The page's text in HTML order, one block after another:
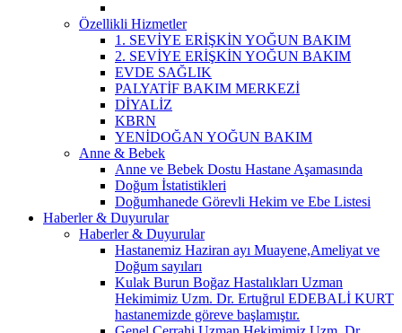
Özellikli Hizmetler
1. SEVİYE ERİŞKİN YOĞUN BAKIM
2. SEVİYE ERİŞKİN YOĞUN BAKIM
EVDE SAĞLIK
PALYATİF BAKIM MERKEZİ
DİYALİZ
KBRN
YENİDOĞAN YOĞUN BAKIM
Anne & Bebek
Anne ve Bebek Dostu Hastane Aşamasında
Doğum İstatistikleri
Doğumhanede Görevli Hekim ve Ebe Listesi
Haberler & Duyurular
Haberler & Duyurular
Hastanemiz Haziran ayı Muayene,Ameliyat ve
Doğum sayıları
Kulak Burun Boğaz Hastalıkları Uzman
Hekimimiz Uzm. Dr. Ertuğrul EDEBALİ KURT
hastanemizde göreve başlamıştır.